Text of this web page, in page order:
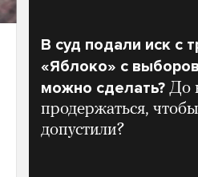
В суд подали иск с
«Яблоко» с
можно сделать? До
продержаться,
допустили?